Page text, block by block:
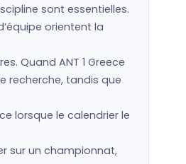
sont essentielles.
orientent la
Quand ANT 1 Greece
recherche, tandis que
lorsque le calendrier le
sur un championnat,